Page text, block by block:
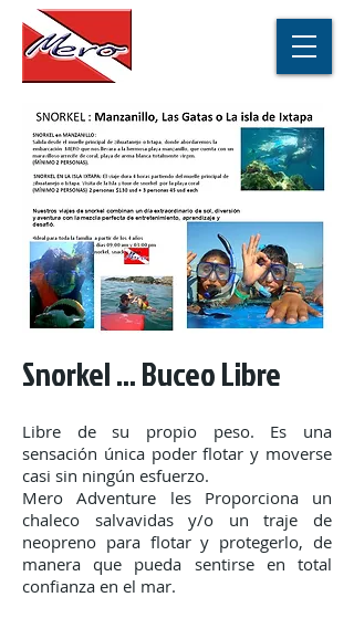
Snorkel ... Buceo Libre
Libre de su propio peso. Es una
sensación única poder flotar y moverse
casi sin ningún esfuerzo.
Mero Adventure les Proporciona un
chaleco salvavidas y/o un traje de
neopreno para flotar y protegerlo, de
manera que pueda sentirse en total
confianza en el mar.